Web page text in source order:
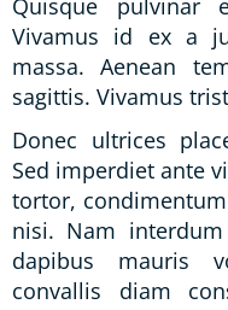
Quisque pulvinar
Vivamus id ex a
massa. Aenean
sagittis. Vivamus
Donec ultrices
Sed imperdiet ante
tortor,
nisi. Nam
dapibus mauris
convallis diam